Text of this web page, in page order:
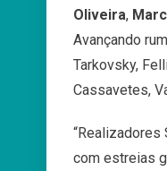
Oliveira,
Avançando
Tarkovsky,
Cassavetes,
“Realizadores
com estreias